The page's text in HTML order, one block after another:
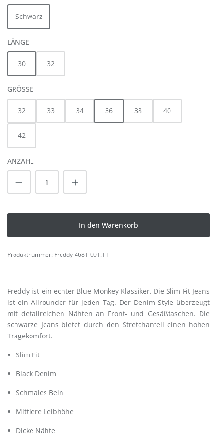
Schwarz
LÄNGE
30 32
GRÖSSE
32 33 34 36 38 40
42
ANZAHL
Produkt Anzahl: Gib den gewünschten
In den Warenkorb
Produktnummer: Freddy-4681-001.11
Freddy ist ein echter Blue Monkey Klassiker. Die Slim Fit Jeans
ist ein Allrounder für jeden Tag. Der Denim Style überzeugt
mit detailreichen Nähten an Front- und Gesäßtaschen. Die
schwarze Jeans bietet durch den Stretchanteil einen hohen
Tragekomfort.
Slim Fit
Black Denim
Schmales Bein
Mittlere Leibhöhe
Dicke Nähte